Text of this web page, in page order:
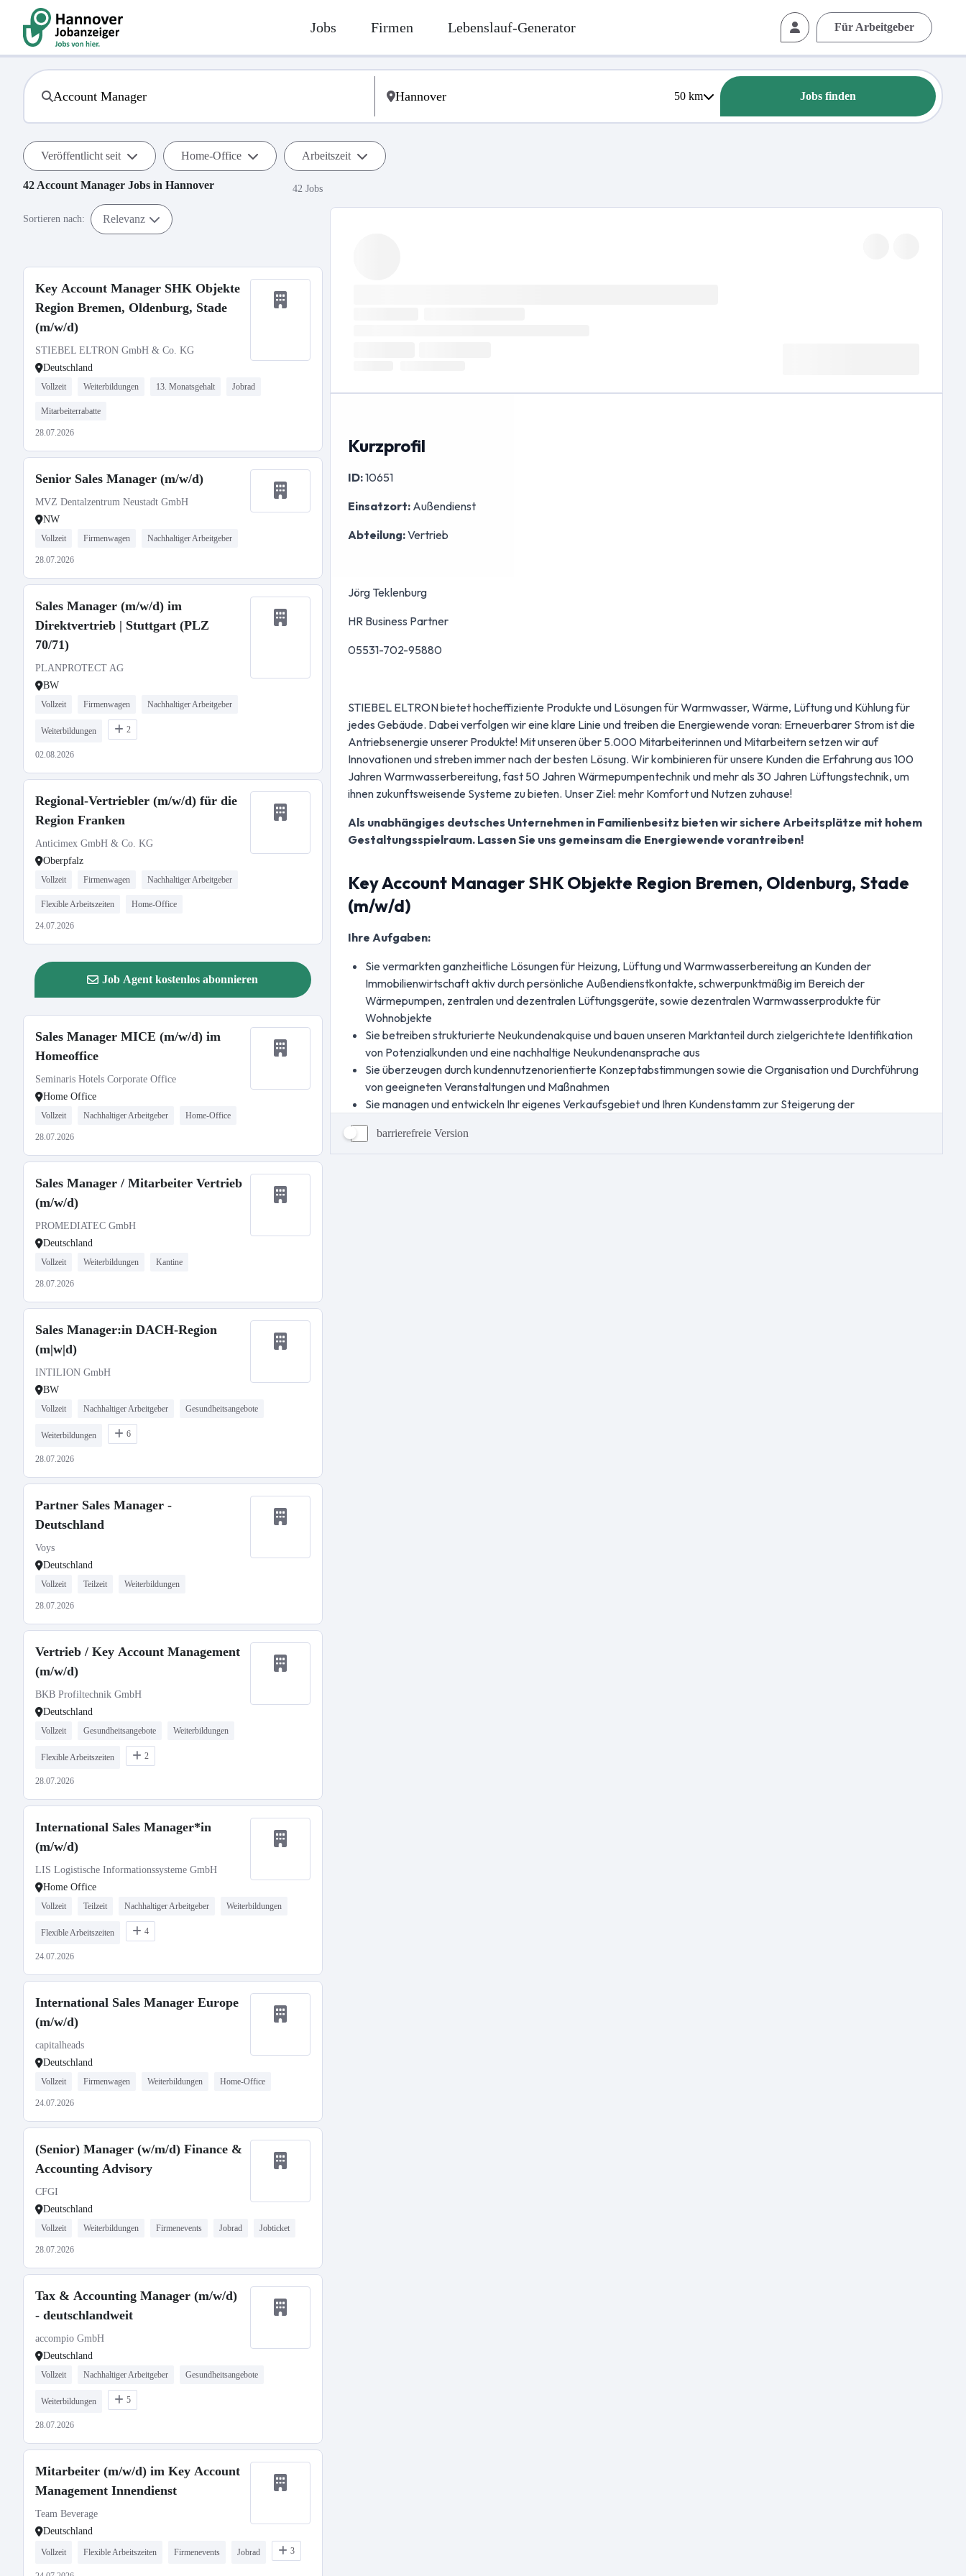
Jobs Firmen Lebenslauf-Generator Für Arbeitgeber
50km Jobs finden
Veröffentlicht seit Home-Office Arbeitszeit
42 Account Manager Jobs in Hannover 42 Jobs
Sortieren nach: Relevanz
Key Account Manager SHK Objekte
Region Bremen, Oldenburg, Stade
(m/w/d)
STIEBEL ELTRON GmbH & Co. KG
Deutschland
Vollzeit Weiterbildungen 13. Monatsgehalt Jobrad
Mitarbeiterrabatte
28.07.2026
Senior Sales Manager (m/w/d)
MVZ Dentalzentrum Neustadt GmbH
NW
Vollzeit Firmenwagen Nachhaltiger Arbeitgeber
28.07.2026
Sales Manager (m/w/d) im
Direktvertrieb | Stuttgart (PLZ
70/71)
PLANPROTECT AG
BW
Vollzeit Firmenwagen Nachhaltiger Arbeitgeber
Weiterbildungen 2
02.08.2026
Regional-Vertriebler (m/w/d) für die
Region Franken
Anticimex GmbH & Co. KG
Oberpfalz
Vollzeit Firmenwagen Nachhaltiger Arbeitgeber
Flexible Arbeitszeiten Home-Office
24.07.2026
Job Agent kostenlos abonnieren
Sales Manager MICE (m/w/d) im
Homeoffice
Seminaris Hotels Corporate Office
Home Office
Vollzeit Nachhaltiger Arbeitgeber Home-Office
28.07.2026
Sales Manager / Mitarbeiter Vertrieb
(m/w/d)
PROMEDIATEC GmbH
Deutschland
Vollzeit Weiterbildungen Kantine
28.07.2026
Sales Manager:in DACH-Region
(m|w|d)
INTILION GmbH
BW
Vollzeit Nachhaltiger Arbeitgeber Gesundheitsangebote
Weiterbildungen 6
28.07.2026
Partner Sales Manager -
Deutschland
Voys
Deutschland
Vollzeit Teilzeit Weiterbildungen
28.07.2026
Vertrieb / Key Account Management
(m/w/d)
BKB Profiltechnik GmbH
Deutschland
Vollzeit Gesundheitsangebote Weiterbildungen
Flexible Arbeitszeiten 2
28.07.2026
International Sales Manager*in
(m/w/d)
LIS Logistische Informationssysteme GmbH
Home Office
Vollzeit Teilzeit Nachhaltiger Arbeitgeber Weiterbildungen
Flexible Arbeitszeiten 4
24.07.2026
International Sales Manager Europe
(m/w/d)
capitalheads
Deutschland
Vollzeit Firmenwagen Weiterbildungen Home-Office
24.07.2026
(Senior) Manager (w/m/d) Finance &
Accounting Advisory
CFGI
Deutschland
Vollzeit Weiterbildungen Firmenevents Jobrad Jobticket
28.07.2026
Tax & Accounting Manager (m/w/d)
- deutschlandweit
accompio GmbH
Deutschland
Vollzeit Nachhaltiger Arbeitgeber Gesundheitsangebote
Weiterbildungen 5
28.07.2026
Mitarbeiter (m/w/d) im Key Account
Management Innendienst
Team Beverage
Deutschland
Vollzeit Flexible Arbeitszeiten Firmenevents Jobrad 3
barrierefreie Version